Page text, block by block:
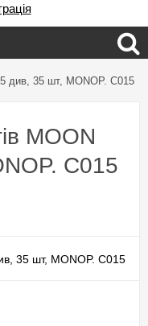
див, 35 шт, MONOP. C015
MOON
C015